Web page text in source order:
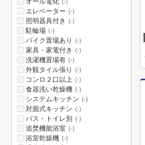
(-)
エレベーター (-)
照明器具付き (-)
駐輪場 (-)
バイク置場あり (-)
家具・家電付き (-)
洗濯機置場有 (-)
外観タイル張り (-)
コンロ２口以上 (-)
食器洗い乾燥機 (-)
システムキッチン (-)
対面式キッチン (-)
バス・トイレ別 (-)
追焚機能浴室 (-)
浴室乾燥機 (-)